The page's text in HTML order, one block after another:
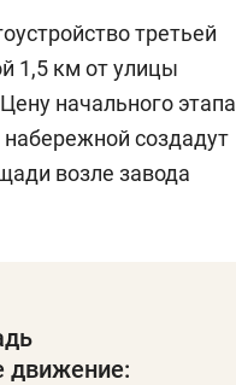
третьей
1,5 км от улицы
начального этапа
создадут
возле завода
движение: